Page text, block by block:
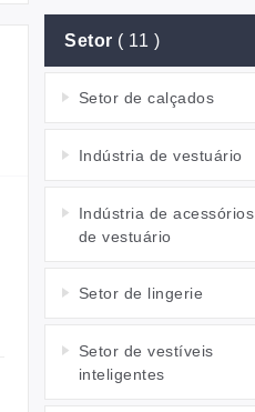
Setor ( 11 )
Setor de calçados
Indústria de vestuário
Indústria de acessórios
de vestuário
Setor de lingerie
Setor de vestíveis
inteligentes